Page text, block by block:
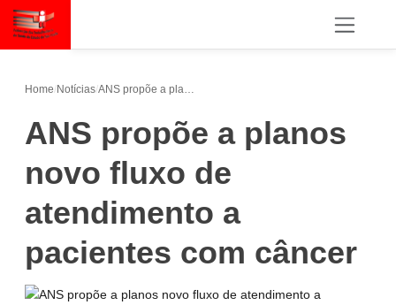
Home/Notícias/
ANS propõe a planos
novo fluxo de
atendimento a
pacientes com câncer